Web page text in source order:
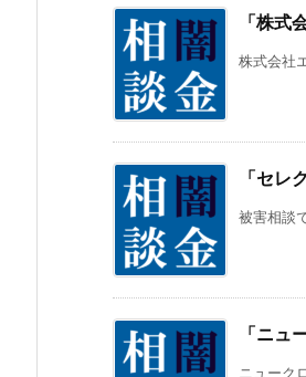
「株式
株式会社
「セレ
被害相談
「ニュ
ニューク